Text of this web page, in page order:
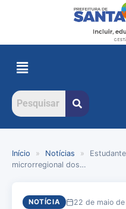
Início » Notícias »
microrregional dos…
NOTÍCIA 22 de maio